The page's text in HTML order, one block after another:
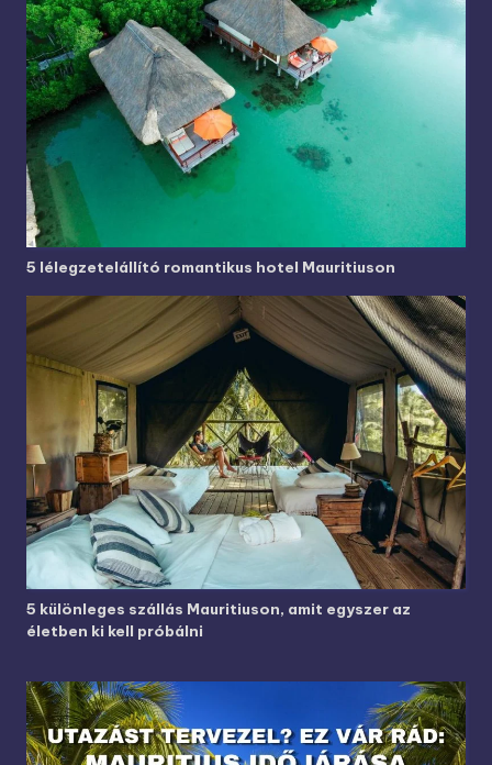
5 lélegzetelállító romantikus hotel Mauritiuson
5 különleges szállás Mauritiuson, amit egyszer az
életben ki kell próbálni